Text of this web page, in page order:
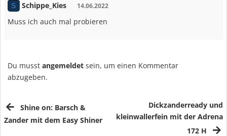
S Schippe_Kies 14.06.2022
Muss ich auch mal probieren
Du musst angemeldet sein, um einen Kommentar
abzugeben.
Shine on: Barsch &
Zander mit dem Easy Shiner
Dickzanderready und
kleinwallerfein mit der Adrena
172 H